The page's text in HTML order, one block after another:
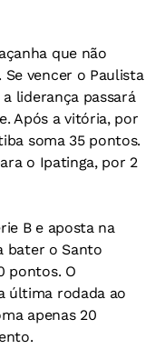
que não
vencer o Paulista
liderança passará
Após a vitória, por
soma 35 pontos.
o Ipatinga, por 2
B e aposta na
bater o Santo
pontos. O
última rodada ao
apenas 20